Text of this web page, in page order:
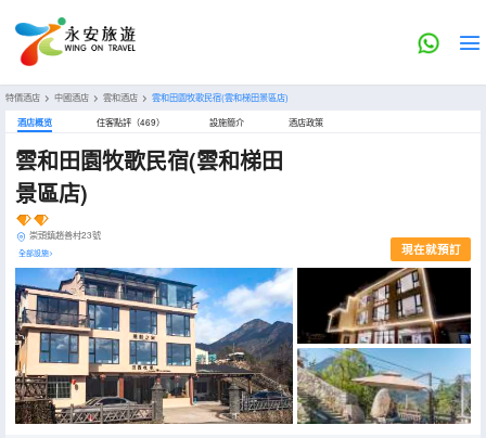
特價酒店 > 中國酒店 > 雲和酒店 > 雲和田園牧歌民宿(雲和梯田景區店)
酒店概览 住客點評（469） 設施簡介 酒店政策
雲和田園牧歌民宿(雲和梯田
景區店)
崇頭鎮趙善村23號
全部設施> 現在就預訂